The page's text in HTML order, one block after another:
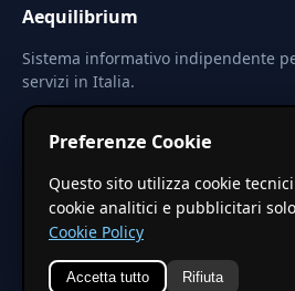
Aequilibrium
Sistema informativo indipendente
servizi in Italia.
Le stime pubblicate sono calcolate
territoriali regionali applicati a valori
costituiscono preventivo ufficiale.
© 2026 Aequilibrium — Un
Preferenze Cookie
Questo sito utilizza cookie
cookie analitici e pubblicitari
Cookie Policy
Accetta tutto Rifiuta